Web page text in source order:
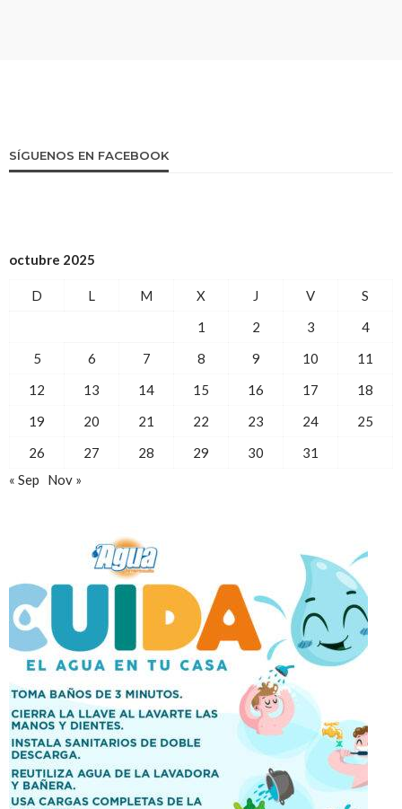
SÍGUENOS EN FACEBOOK
octubre 2025
D L M X J V
S
1
2 3
4
5
6 7 8 9 10
11
12
13 14 15 16 17
18
19
20 21 22 23 24
25
26
27 28 29 30
31
« Sep
Nov »